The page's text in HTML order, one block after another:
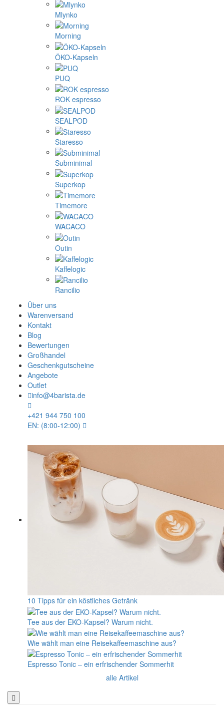
Mlynko
Morning
ÖKO-Kapseln
PUQ
ROK espresso
SEALPOD
Staresso
Subminimal
Superkop
Timemore
WACACO
Outin
Kaffelogic
Rancilio
Über uns
Warenversand
Kontakt
Blog
Bewertungen
Großhandel
Geschenkgutscheine
Angebote
Outlet
info@4barista.de
+421 944 750 100
EN: (8:00-12:00)
10 Tipps für ein köstliches Getränk
Tee aus der EKO-Kapsel? Warum nicht.
Wie wählt man eine Reisekaffeemaschine aus?
Espresso Tonic – ein erfrischender Sommerhit
alle Artikel